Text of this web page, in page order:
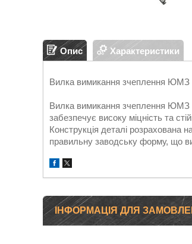
Опис Характеристики
Вилка вимикання зчеплення ЮМЗ
Вилка вимикання зчеплення ЮМЗ
забезпечує високу міцність та
Конструкція деталі розрахована
правильну заводську форму, що
ІНФОРМАЦІЯ ДЛЯ